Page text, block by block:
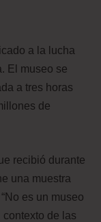
a la lucha
El museo se
a tres horas
de
recibió durante
una muestra
es un museo
de las